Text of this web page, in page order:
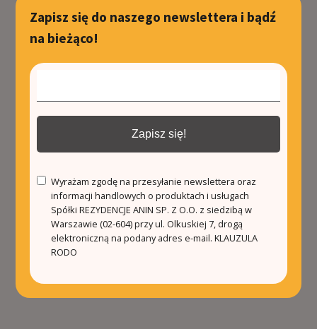
Zapisz się do naszego newslettera i bądź
na bieżąco!
Zapisz się!
Wyrażam zgodę na przesyłanie newslettera oraz
informacji handlowych o produktach i usługach
Spółki REZYDENCJE ANIN SP. Z O.O. z siedzibą w
Warszawie (02-604) przy ul. Olkuskiej 7, drogą
elektroniczną na podany adres e-mail.KLAUZULA
RODO